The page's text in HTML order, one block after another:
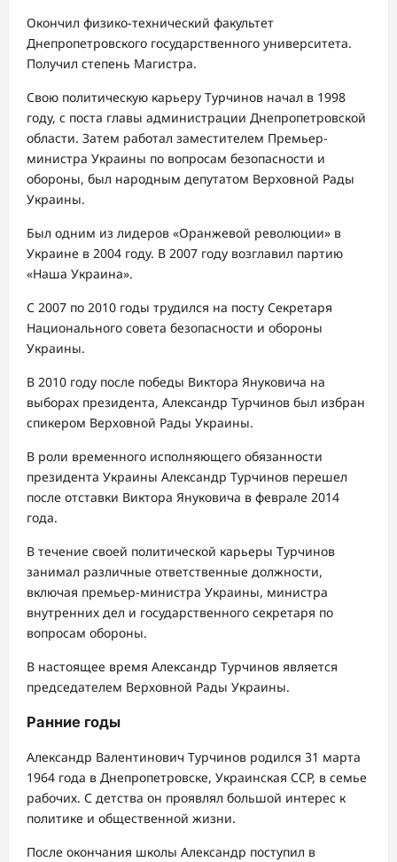
Окончил физико-технический факультет
Днепропетровского государственного университета.
Получил степень Магистра.
Свою политическую карьеру Турчинов начал в 1998
году, с поста главы администрации Днепропетровской
области. Затем работал заместителем Премьер-
министра Украины по вопросам безопасности и
обороны, был народным депутатом Верховной Рады
Украины.
Был одним из лидеров «Оранжевой революции» в
Украине в 2004 году. В 2007 году возглавил партию
«Наша Украина».
С 2007 по 2010 годы трудился на посту Секретаря
Национального совета безопасности и обороны
Украины.
В 2010 году после победы Виктора Януковича на
выборах президента, Александр Турчинов был избран
спикером Верховной Рады Украины.
В роли временного исполняющего обязанности
президента Украины Александр Турчинов перешел
после отставки Виктора Януковича в феврале 2014
года.
В течение своей политической карьеры Турчинов
занимал различные ответственные должности,
включая премьер-министра Украины, министра
внутренних дел и государственного секретаря по
вопросам обороны.
В настоящее время Александр Турчинов является
председателем Верховной Рады Украины.
Ранние годы
Александр Валентинович Турчинов родился 31 марта
1964 года в Днепропетровске, Украинская ССР, в семье
рабочих. С детства он проявлял большой интерес к
политике и общественной жизни.
После окончания школы Александр поступил в